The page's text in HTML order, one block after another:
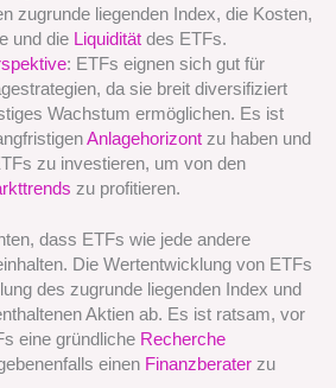
zugrunde liegenden Index, die Kosten,
und die Liquiditätdes ETFs.
: ETFs eignen sich gut für
da sie breit diversifiziert
Wachstum ermöglichen. Es ist
Anlagehorizontzu haben und
zu investieren, um von den
zu profitieren.
dass ETFs wie jede andere
Die Wertentwicklung von ETFs
des zugrunde liegenden Index und
Aktien ab. Es ist ratsam, vor
eine gründliche Recherche
einen Finanzberater zu